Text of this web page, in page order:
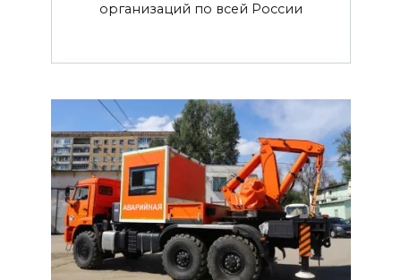
организаций по всей России